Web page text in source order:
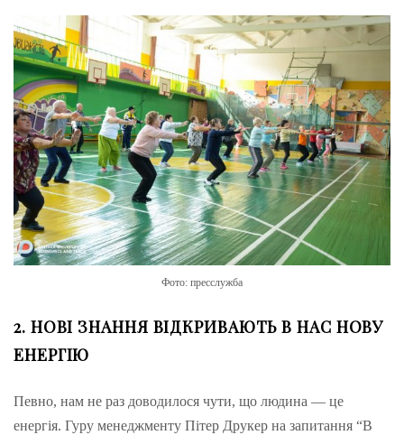
Фото: пресслужба
2. НОВІ ЗНАННЯ ВІДКРИВАЮТЬ В НАС НОВУ
ЕНЕРГІЮ
Певно, нам не раз доводилося чути, що людина — це
енергія. Гуру менеджменту Пітер Друкер на запитання “В